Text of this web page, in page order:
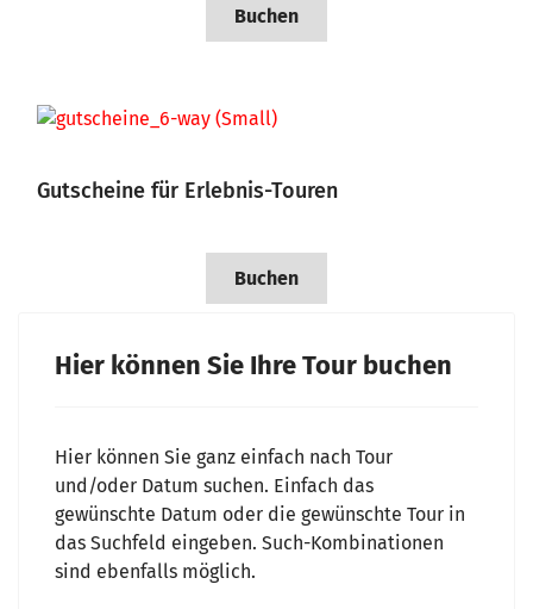
Buchen
Gutscheine für Erlebnis-Touren
Buchen
Hier können Sie Ihre Tour buchen
Hier können Sie ganz einfach nach Tour
und/oder Datum suchen. Einfach das
gewünschte Datum oder die gewünschte Tour in
das Suchfeld eingeben. Such-Kombinationen
sind ebenfalls möglich.